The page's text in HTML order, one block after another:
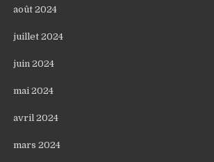
août 2024
juillet 2024
juin 2024
mai 2024
avril 2024
mars 2024